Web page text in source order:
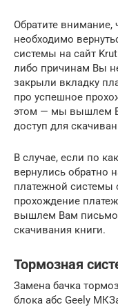
Обратите
необходимо
системы на сайт
либо причинам Вы
закрыли вкладку
про успешное
этом — мы вышлем
доступ для
В случае, если по
вернулись обратно
платежной
прохождение
вышлем Вам письмо
скачивания книги.
Тормозная
Замена бачка
блока абс Geely